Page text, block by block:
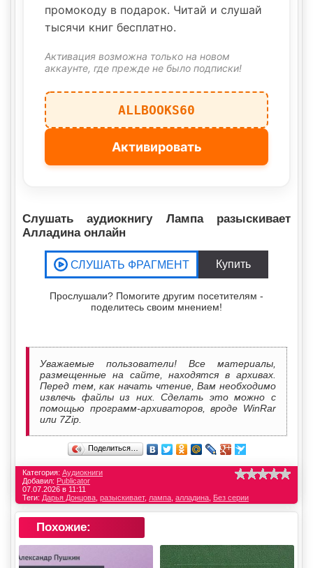
промокоду в подарок. Читай и слушай
тысячи книг бесплатно.
Активация возможна только на новом
аккаунте, где прежде не было подписки!
ALLBOOKS60
Активировать
Слушать аудиокнигу Лампа разыскивает
Алладина онлайн
Прослушали? Помогите другим посетителям -
поделитесь своим мнением!
Уважаемые пользователи! Все материалы,
размещенные на сайте, находятся в архивах.
Перед тем, как начать чтение, Вам необходимо
извлечь файлы из них. Сделать это можно с
помощью программ-архиваторов, вроде WinRar
или 7Zip.
Поделиться…
Категория: Аудиокниги
Добавил: Publicator
07.07.2026 в 11:11
Теги: Дарья Донцова разыскивает, лампа алладина Без серии
Похожие: